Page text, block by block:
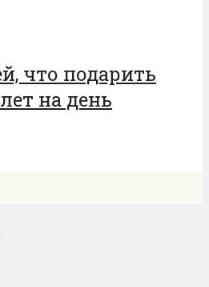
что подарить
на день